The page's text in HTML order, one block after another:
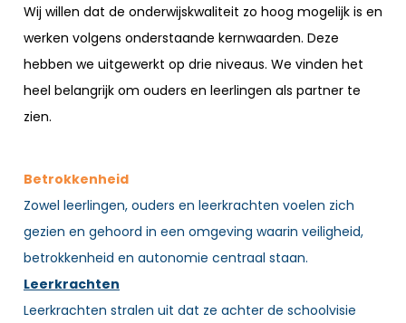
Wij willen dat de onderwijskwaliteit zo hoog mogelijk is en
werken volgens onderstaande kernwaarden. Deze
hebben we uitgewerkt op drie niveaus. We vinden het
heel belangrijk om ouders en leerlingen als partner te
zien.
Betrokkenheid
Zowel leerlingen, ouders en leerkrachten voelen zich
gezien en gehoord in een omgeving waarin veiligheid,
betrokkenheid en autonomie centraal staan.
Leerkrachten
Leerkrachten stralen uit dat ze achter de schoolvisie